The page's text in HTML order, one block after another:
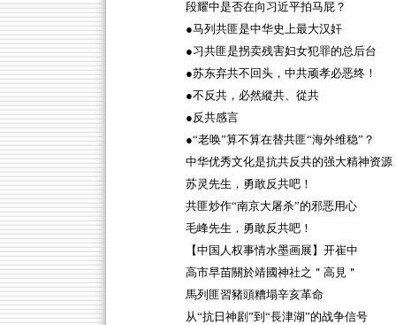
段耀中是否在向习近平拍马屁？
●马列共匪是中华史上最大汉奸
●习共匪是拐卖残害妇女犯罪的总后台
●苏东弃共不回头，中共顽孝必恶终！
●不反共，必然縱共、從共
●反共感言
●“老唤”算不算在替共匪“海外维稳”？
中华优秀文化是抗共反共的强大精神资源
苏灵先生，勇敢反共吧！
共匪炒作“南京大屠杀”的邪恶用心
毛峰先生，勇敢反共吧！
【中国人权事情水墨画展】开崔中
高市早苗關於靖國神社之＂高見＂
馬列匪習豬頭糟塌辛亥革命
从“抗日神剧”到“長津湖”的战争信号